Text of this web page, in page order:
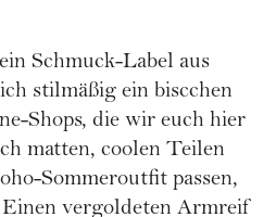
Schmuck-Label aus
stilmäßig ein biscchen
Shops, die wir euch hier
matten, coolen Teilen
Sommeroutfit passen,
vergoldeten Armreif